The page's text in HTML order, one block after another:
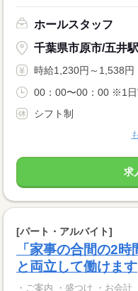
ホールスタッフ
千葉県市原市/五井駅
時給1,230円～1,538円
00：00〜00：00 ※1
シフト制
求
[パート・アルバイト]
「家事の合間の2
と両立して働けます
・ご案内 ・盛つけ ・お会